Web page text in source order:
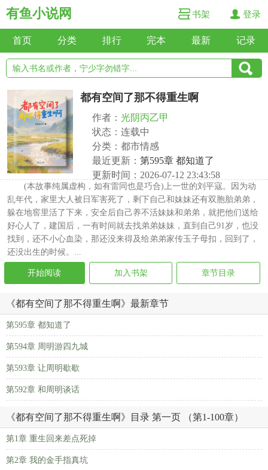
有鱼小说网 书架 登录
首页 分类 排行 完本 最新 记录
都有空间了那不得重生啊
作者： 光阴丙乙甲
状态：连载中
分类：都市情感
最近更新： 第595章 都知道了
更新时间：2026-07-12 23:43:58
(本故事纯属虚构，如有雷同也是巧合)上一世的刘平寇。因为动
乱年代，家里大人被日军害死了，剩下自己和妹妹还有双胞胎弟弟，
躲在地窖里活了下来，安全后自己养不活妹妹和弟弟，就把他们送给
好心人了，建国后，一有时间就去找弟弟妹妹，直到自己91岁，也没
找到，还不小心血染，那还没来得及给弟弟家传玉子母扣，回到了，
还没出生的时候。...
开始阅读 加入书架 章节目录
《都有空间了那不得重生啊》最新章节
第595章 都知道了
第594章 周明游四九城
第593章 让周明歇歇
第592章 和周明谈话
《都有空间了那不得重生啊》目录 第一页 （第1-100章）
第1章 重生回来差点死掉
第2章 我的金手指真坑